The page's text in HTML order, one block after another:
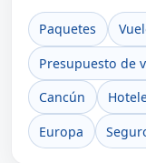
Paquetes
Presupuesto de
Cancún
Europa